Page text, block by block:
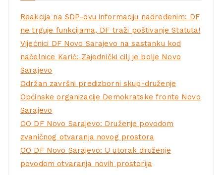
Reakcija na SDP-ovu informaciju nadređenim: DF
ne trguje funkcijama, DF traži poštivanje Statuta!
Vijećnici DF Novo Sarajevo na sastanku kod
načelnice Karić: Zajednički cilj je bolje Novo
Sarajevo
Održan završni predizborni skup-druženje
Općinske organizacije Demokratske fronte Novo
Sarajevo
OO DF Novo Sarajevo: Druženje povodom
zvaničnog otvaranja novog prostora
OO DF Novo Sarajevo: U utorak druženje
povodom otvaranja novih prostorija